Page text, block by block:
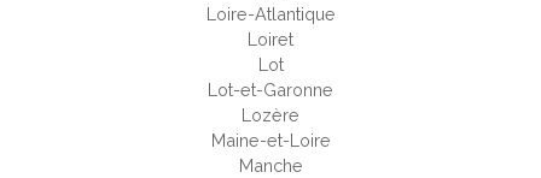
Loire-Atlantique
Loiret
Lot
Lot-et-Garonne
Lozère
Maine-et-Loire
Manche